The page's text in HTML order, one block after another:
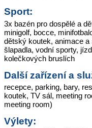
Sport:
3x bazén pro dospělé a
minigolf, bocce,
dětský koutek, animace
šlapadla, vodní sporty,
kolečkových bruslích
Další zařízení a
recepce, parking, bary,
koutek, TV sál, meeting
meeting room)
Výlety: